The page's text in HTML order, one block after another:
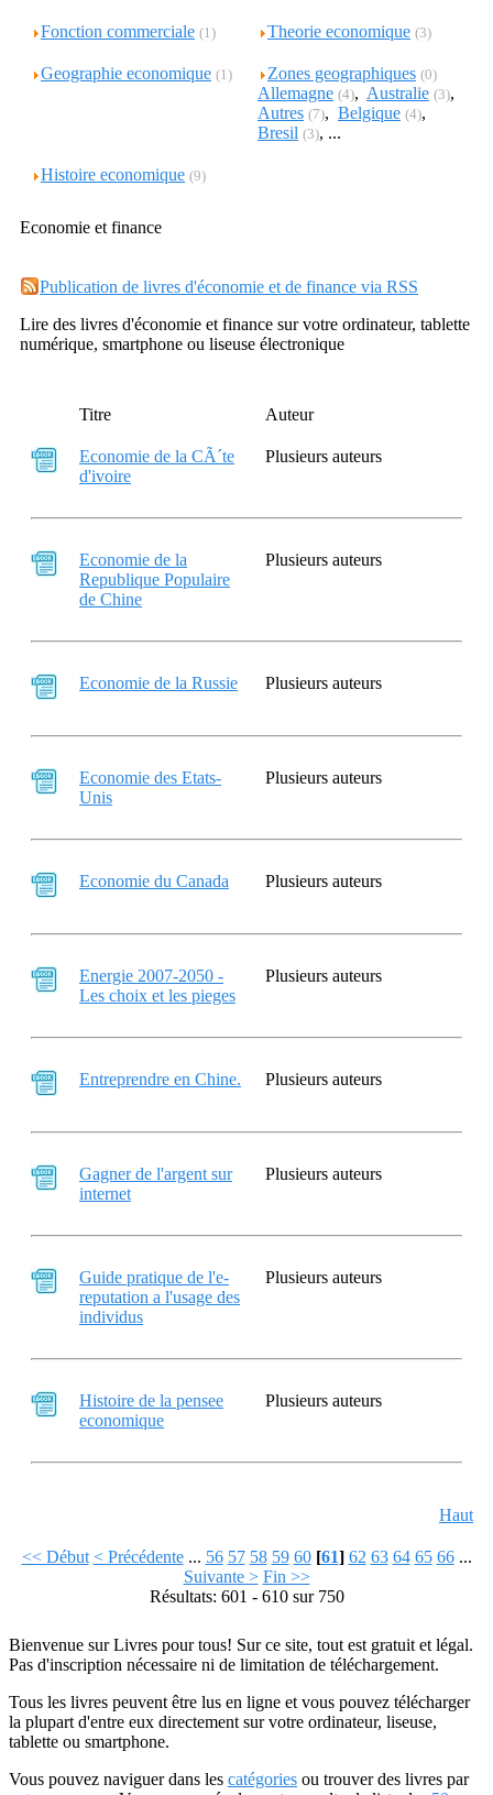
Fonction commerciale (1) Theorie economique (3)
Geographie economique (1) Zones geographiques (0)
Allemagne (4), Australie (3),
Autres (7), Belgique (4),
Bresil (3), ...
Histoire economique (9)
Economie et finance
Publication de livres d'économie et de finance via RSS
Lire des livres d'économie et finance sur votre ordinateur, tablette
numérique, smartphone ou liseuse électronique
Titre Auteur
Economie de la CÃ´te
d'ivoire
Plusieurs auteurs
Economie de la
Republique Populaire
de Chine
Plusieurs auteurs
Economie de la Russie Plusieurs auteurs
Economie des Etats-
Unis
Plusieurs auteurs
Economie du Canada Plusieurs auteurs
Energie 2007-2050 -
Les choix et les pieges
Plusieurs auteurs
Entreprendre en Chine. Plusieurs auteurs
Gagner de l'argent sur
internet
Plusieurs auteurs
Guide pratique de l'e-
reputation a l'usage des
individus
Plusieurs auteurs
Histoire de la pensee
economique
Plusieurs auteurs
Haut
<< Début < Précédente ... 56 57 58 59 60 [61] 62 63 64 65 66 ...
Suivante > Fin >>
Résultats: 601 - 610 sur 750
Bienvenue sur Livres pour tous! Sur ce site, tout est gratuit et légal.
Pas d'inscription nécessaire ni de limitation de téléchargement.
Tous les livres peuvent être lus en ligne et vous pouvez télécharger
la plupart d'entre eux directement sur votre ordinateur, liseuse,
tablette ou smartphone.
Vous pouvez naviguer dans les catégories ou trouver des livres par